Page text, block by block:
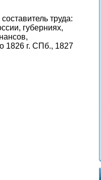
труда:
губерниях,
1826 г. СПб., 1827